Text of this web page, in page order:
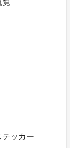
覧
テッカー